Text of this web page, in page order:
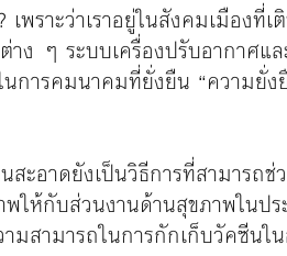
พราะว่าเราอยู่ในสังคมเมือง
าง ๆ ระบบเครื่องปรับอากาศ
นการคมนาคมที่ยั่งยืน “ความ
สะอาดยังเป็นวิธีการที่สามาร
ห้กับส่วนงานด้านสุขภาพในป
มสามารถในการกักเก็บวัคซีน